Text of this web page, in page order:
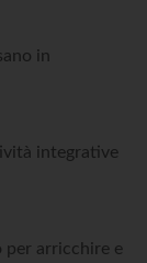
in
integrative
per arricchire e